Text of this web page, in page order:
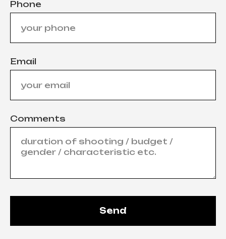
Phone
Email
Comments
Send